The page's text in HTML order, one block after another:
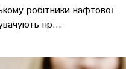
робітники нафтової
пр...